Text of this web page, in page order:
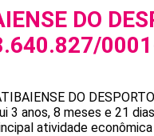
DO
DO
3 anos, 8 meses e 21
atividade